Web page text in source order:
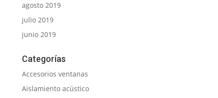
agosto 2019
julio 2019
junio 2019
Categorías
Accesorios ventanas
Aislamiento acústico